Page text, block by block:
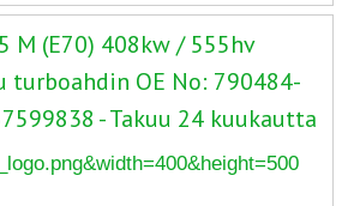
M (E70) 408kw / 555hv
turboahdin OE No: 790484-
- Takuu 24 kuukautta